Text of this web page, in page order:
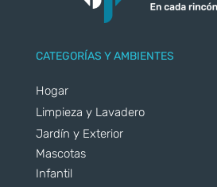
CATEGORÍAS Y AMBIENTES
Hogar
Limpieza y Lavadero
Jardín y Exterior
Mascotas
Infantil